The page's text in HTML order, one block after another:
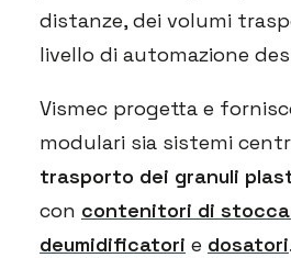
distanze, dei volumi
livello di automazione
Vismec progetta e
modulari sia sistemi
trasporto dei granuli
con contenitori di
deumidificatori e dosatori